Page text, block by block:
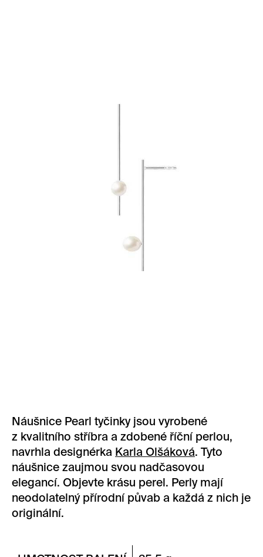
Náušnice Pearl tyčinky jsou vyrobené
z kvalitního stříbra a zdobené říční perlou,
navrhla designérka Karla Olšáková. Tyto
náušnice zaujmou svou nadčasovou
elegancí. Objevte krásu perel. Perly mají
neodolatelný přírodní půvab a každá z nich je
originální.